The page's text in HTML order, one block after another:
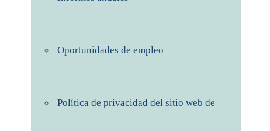
Oportunidades de empleo
Política de privacidad del sitio web de